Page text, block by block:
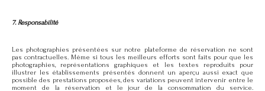
7. Responsabilité
Les photographies présentées sur notre plateforme de réservation ne sont
pas contractuelles. Même si tous les meilleurs efforts sont faits pour que les
photographies, représentations graphiques et les textes reproduits pour
illustrer les établissements présentés donnent un aperçu aussi exact que
possible des prestations proposées, des variations peuvent intervenir entre le
moment de la réservation et le jour de la consommation du service.